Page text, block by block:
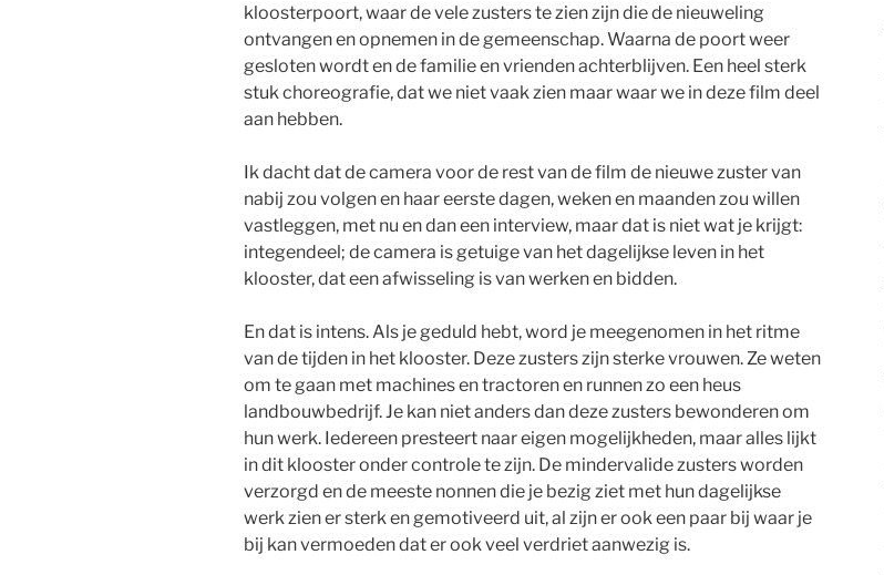
kloosterpoort, waar de vele zusters te zien zijn die de nieuweling
ontvangen en opnemen in de gemeenschap. Waarna de poort weer
gesloten wordt en de familie en vrienden achterblijven. Een heel sterk
stuk choreografie, dat we niet vaak zien maar waar we in deze film deel
aan hebben.
Ik dacht dat de camera voor de rest van de film de nieuwe zuster van
nabij zou volgen en haar eerste dagen, weken en maanden zou willen
vastleggen, met nu en dan een interview, maar dat is niet wat je krijgt:
integendeel; de camera is getuige van het dagelijkse leven in het
klooster, dat een afwisseling is van werken en bidden.
En dat is intens. Als je geduld hebt, word je meegenomen in het ritme
van de tijden in het klooster. Deze zusters zijn sterke vrouwen. Ze weten
om te gaan met machines en tractoren en runnen zo een heus
landbouwbedrijf. Je kan niet anders dan deze zusters bewonderen om
hun werk. Iedereen presteert naar eigen mogelijkheden, maar alles lijkt
in dit klooster onder controle te zijn. De mindervalide zusters worden
verzorgd en de meeste nonnen die je bezig ziet met hun dagelijkse
werk zien er sterk en gemotiveerd uit, al zijn er ook een paar bij waar je
bij kan vermoeden dat er ook veel verdriet aanwezig is.